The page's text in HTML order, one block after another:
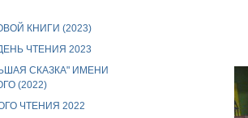
КНИГИ (2023)
ЧТЕНИЯ 2023
СКАЗКА" ИМЕНИ
(2022)
ЧТЕНИЯ 2022